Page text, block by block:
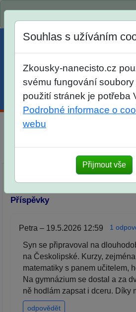
Spustili jsme přihlašování na školní
Menu Účet
ohlasy po skutečných přijímacích
Souhlas s užíváním
Zkousky-nanecisto.cz
svému fungování soubory
použití stránek je potřeba
Podrobné informace o
webu
Přijmout vše
Přidat příspěvek
Příspěvky
Petra – 19.5.2026 12:59 1
Syn se připravoval na
na Českolipské. Kurzy,
matematiky s panem učitelem,
Na gymnázium se dostal a za
ně hodlám zapsat i dceru. Díky
odpovědět